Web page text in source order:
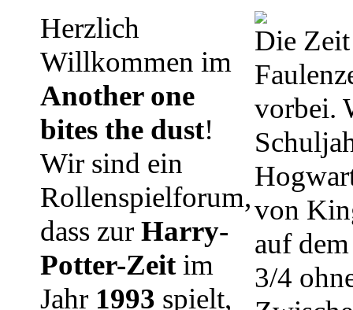
Herzlich
Willkommen im
Another one
bites the dust!
Wir sind ein
Rollenspielforum,
dass zur Harry-
Potter-Zeitim
Jahr 1993 spielt,
Die Zeit
vorbei.
von
auf
3/4